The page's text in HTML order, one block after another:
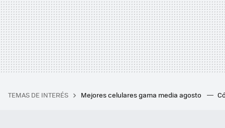
TEMAS DE INTERÉS Mejores celulares gama media agosto